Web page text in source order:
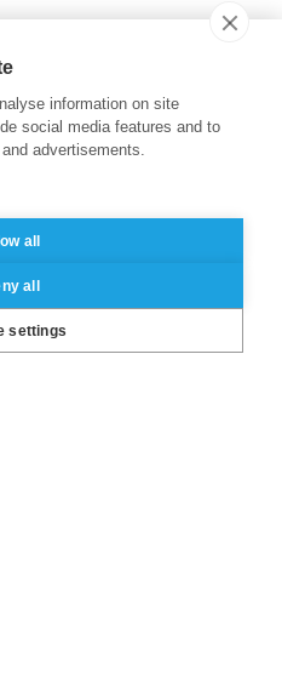
Instagram
YouTube
information on site
social media features and to
advertisements.
all
all
settings